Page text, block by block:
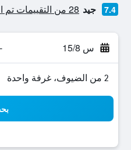
7.4 جيد 28 من التقييمات تم التحقق منها
س 15/8 -
2 من الضيوف، غرفة واحدة